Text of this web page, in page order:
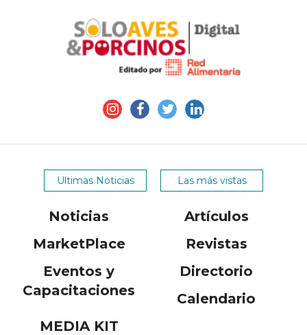
Ultimas Noticias Las más vistas
Noticias
Artículos
MarketPlace
Revistas
Eventos y
Capacitaciones
Directorio
Calendario
MEDIA KIT